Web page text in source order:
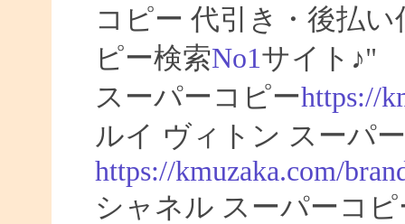
コピー 代引き・後払
ピー検索No1サイト♪"
スーパーコピーhttps://
ルイ ヴィトン スーパ
https://kmuzaka.com/
シャネル スーパーコピ